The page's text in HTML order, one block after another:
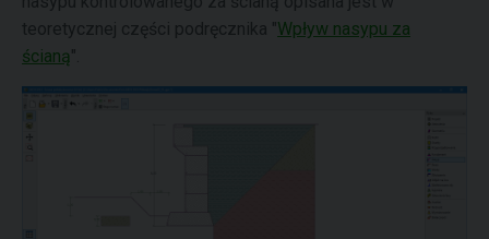
teoretycznej części podręcznika "Wpływ nasypu za
ścianą".